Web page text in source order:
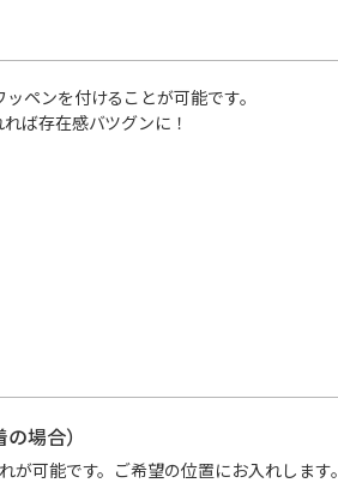
ペンを付けることが可能です。
ば存在感バツグンに！
場合）
可能です。ご希望の位置にお入れします。